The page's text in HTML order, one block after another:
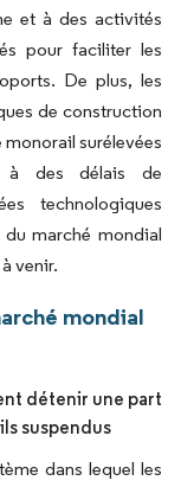
et à des activités
pour faciliter les
De plus, les
de construction
surélevées
à des délais de
technologiques
marché mondial
venir.
mondial
détenir une part
suspendus
dans lequel les